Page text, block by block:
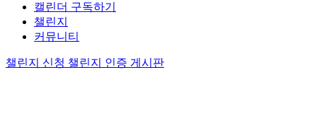
캘린더 구독하기
챌린지
커뮤니티
챌린지 신청 챌린지 인증 게시판